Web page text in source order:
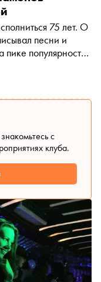
75 лет. О
песни и
пике популярности,
православию — и в
с Олегом Ковригой,
продюсером его
с
клуба.